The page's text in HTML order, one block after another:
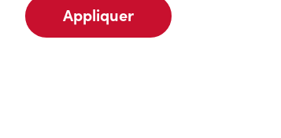
Appliquer